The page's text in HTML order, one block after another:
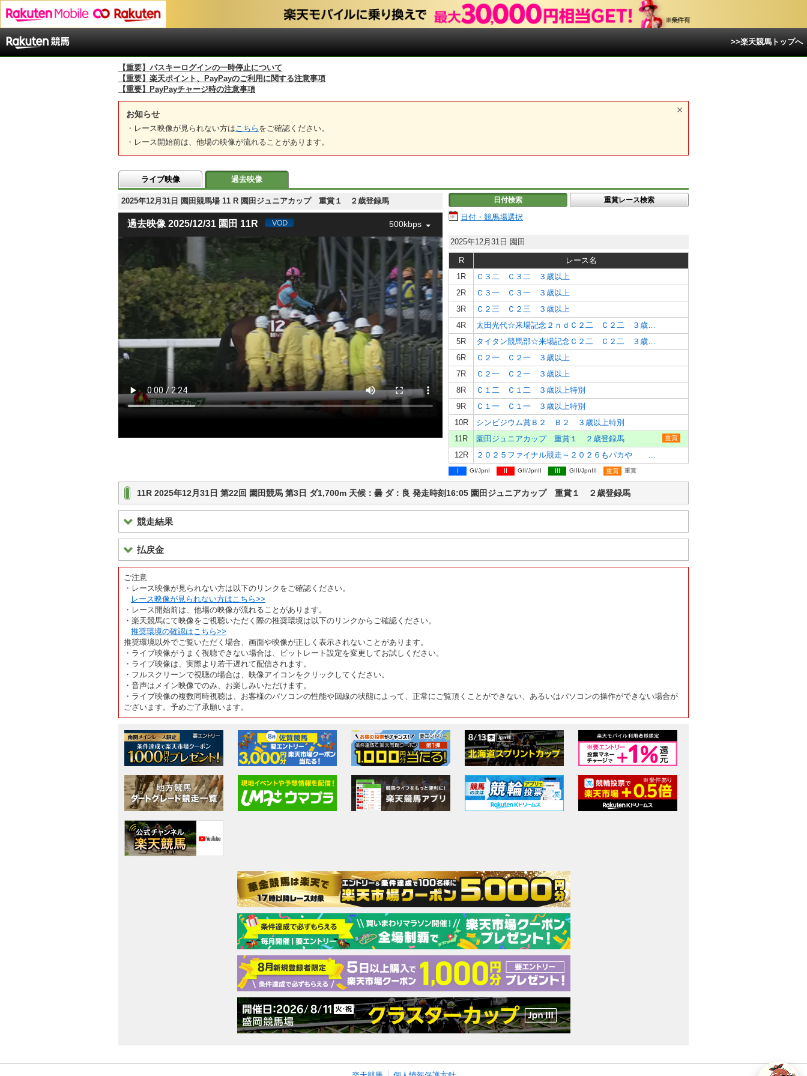
>>楽天競馬トップへ
【重要】パスキーログインの一時停止について
【重要】楽天ポイント、PayPayのご利用に関する注意事項
【重要】PayPayチャージ時の注意事項
お知らせ
・レース映像が見られない方は こちら をご確認ください。
・レース開始前は、他場の映像が流れることがあります。
ライブ映像 過去映像
2025年12月31日 園田競馬場 11 R 園田ジュニアカップ 重賞１ ２歳登録馬
過去映像 2025/12/31 園田 11R 500kbps
日付検索 重賞レース検索
日付・競馬場選択
2025年12月31日 園田
R
レース名
1R
Ｃ３二 Ｃ３二 ３歳以上
2R
Ｃ３一 Ｃ３一 ３歳以上
3R
Ｃ２三 Ｃ２三 ３歳以上
4R
5R
6R
Ｃ２一 Ｃ２一 ３歳以上
7R
Ｃ２一 Ｃ２一 ３歳以上
8R
Ｃ１二 Ｃ１二 ３歳以上特別
9R
Ｃ１一 Ｃ１一 ３歳以上特別
10R
シンビジウム賞Ｂ２ Ｂ２ ３歳以上特別
11R
園田ジュニアカップ 重賞１ ２歳登録馬 重賞
12R
I GI/JpnI II GII/JpnII III GIII/JpnIII 重賞 重賞
11R 2025年12月31日 第22回 園田競馬 第3日 ダ1,700m 天候：曇 ダ：良 発走時刻16:05 園田ジュニアカップ 重賞１ ２歳登録馬
競走結果
払戻金
ご注意
・レース映像が見られない方は以下のリンクをご確認ください。
レース映像が見られない方はこちら>>
・レース開始前は、他場の映像が流れることがあります。
・楽天競馬にて映像をご視聴いただく際の推奨環境は以下のリンクからご確認ください。
推奨環境の確認はこちら>>
推奨環境以外でご覧いただく場合、画面や映像が正しく表示されないことがあります。
・ライブ映像がうまく視聴できない場合は、ビットレート設定を変更してお試しください。
・ライブ映像は、実際より若干遅れて配信されます。
・フルスクリーンで視聴の場合は、映像アイコンをクリックしてください。
・音声はメイン映像でのみ、お楽しみいただけます。
・ライブ映像の複数同時視聴は、お客様のパソコンの性能や回線の状態によって、正常にご覧頂くことができない、あるいはパソコンの操作ができない場合が
ございます。予めご了承願います。